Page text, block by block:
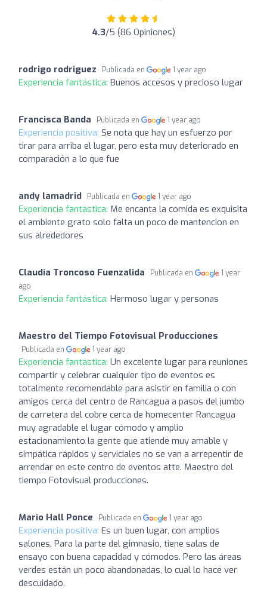
4.3/5 (86 Opiniones)
rodrigo rodriguez Publicada en 1 year ago
Experiencia fantástica: Buenos accesos y precioso lugar
Francisca Banda Publicada en 1 year ago
Experiencia positiva: Se nota que hay un esfuerzo por
tirar para arriba el lugar, pero esta muy deteriorado en
comparación a lo que fue
andy lamadrid Publicada en 1 year ago
Experiencia fantástica: Me encanta la comida es exquisita
el ambiente grato solo falta un poco de mantencion en
sus alrededores
Claudia Troncoso Fuenzalida Publicada en
1 year
ago
Experiencia fantástica: Hermoso lugar y personas
Maestro del Tiempo Fotovisual Producciones
Publicada en 1 year ago
Experiencia fantástica: Un excelente lugar para reuniones
compartir y celebrar cualquier tipo de eventos es
totalmente recomendable para asistir en familia o con
amigos cerca del centro de Rancagua a pasos del jumbo
de carretera del cobre cerca de homecenter Rancagua
muy agradable el lugar cómodo y amplio
estacionamiento la gente que atiende muy amable y
simpática rápidos y serviciales no se van a arrepentir de
arrendar en este centro de eventos atte. Maestro del
tiempo Fotovisual producciones.
Mario Hall Ponce Publicada en 1 year ago
Experiencia positiva: Es un buen lugar, con amplios
salones. Para la parte del gimnasio, tiene salas de
ensayo con buena capacidad y cómodos. Pero las áreas
verdes están un poco abandonadas, lo cual lo hace ver
descuidado.